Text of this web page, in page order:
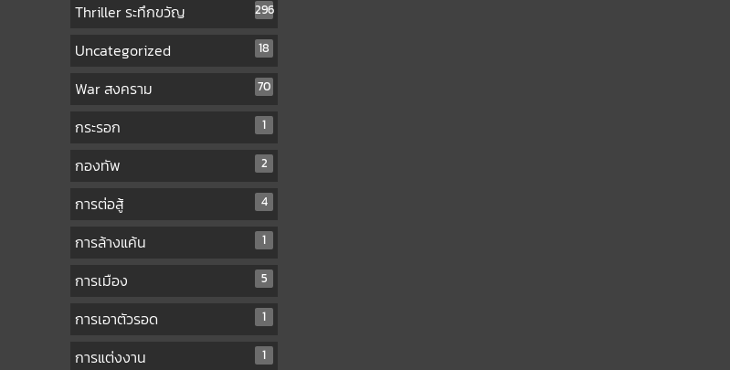
Thriller ระทึกขวัญ 296
Uncategorized 18
War สงคราม 70
กระรอก 1
กองทัพ 2
การต่อสู้ 4
การล้างแค้น 1
การเมือง 5
การเอาตัวรอด 1
การแต่งงาน 1